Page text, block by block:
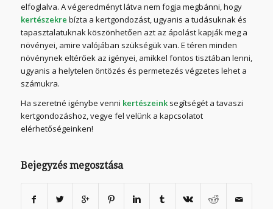
elfoglalva. A végeredményt látva nem fogja megbánni, hogy
kertészekre bízta a kertgondozást, ugyanis a tudásuknak és
tapasztalatuknak köszönhetően azt az ápolást kapják meg a
növényei, amire valójában szükségük van. E téren minden
növénynek eltérőek az igényei, amikkel fontos tisztában lenni,
ugyanis a helytelen öntözés és permetezés végzetes lehet a
számukra.
Ha szeretné igénybe venni kertészeinksegítségét a tavaszi
kertgondozáshoz, vegye fel velünk a kapcsolatot
elérhetőségeinken!
Bejegyzés megosztása